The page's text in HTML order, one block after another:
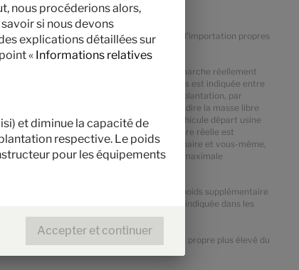
devise, de la TVA, des taxes et des droits d'importation propres
de fabrication, la masse en ordre de marche réellement
La marge admissible en kilogrammes est indiquée entre
déterminée pour chaque type et chaque implantation, par
la capacité de charge minimale, c’est-à-dire la masse libre
supplémentaire. Le poids réel de votre véhicule départ usine
option, la capacité de charge supplémentaire réelle est
conjointement avec votre concessionnaire et vous-même,
admissible du véhicule ainsi que la masse maximale
et les équipements optionnels indique le poids supplémentaire
constructeur pour l'équipement optionnel, indiquée dans les
l'équipement optionnel installé d’usine.
châssis alternatif. Il faut en déduire le poids propre plus élevé du
nous procéderions alors,
si nous devons
explications détaillées sur
« Informations relatives
et diminue la capacité de
respective. Le poids
pour les équipements
Accepter et continuer